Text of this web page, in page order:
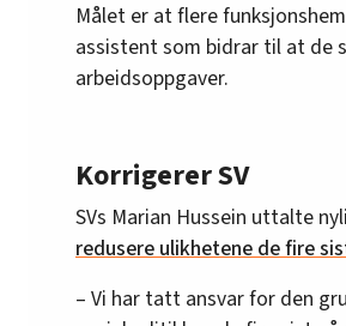
Målet er at flere
assistent som bidrar til at de
arbeidsoppgaver.
Korrigerer SV
SVs Marian Hussein uttalte
redusere ulikhetene de fire
– Vi har tatt ansvar for den